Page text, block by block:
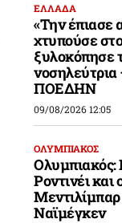
ΕΛΛΑΔΑ
«Την έπιασε
χτυπούσε
ξυλοκόπησε
νοσηλεύτρια
ΠΟΕΔΗΝ
09/08/2026 12:05
ΟΛΥΜΠΙΑΚΟΣ
Ολυμπιακός:
Ροντινέι και
Ναϊμέγκεν